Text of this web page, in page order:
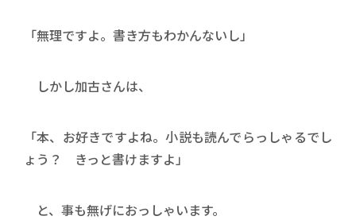
「無理ですよ。書き方もわかんないし」
しかし加古さんは、
「本、お好きですよね。小説も読んでらっしゃるでし
ょう？ きっと書けますよ」
と、事も無げにおっしゃいます。